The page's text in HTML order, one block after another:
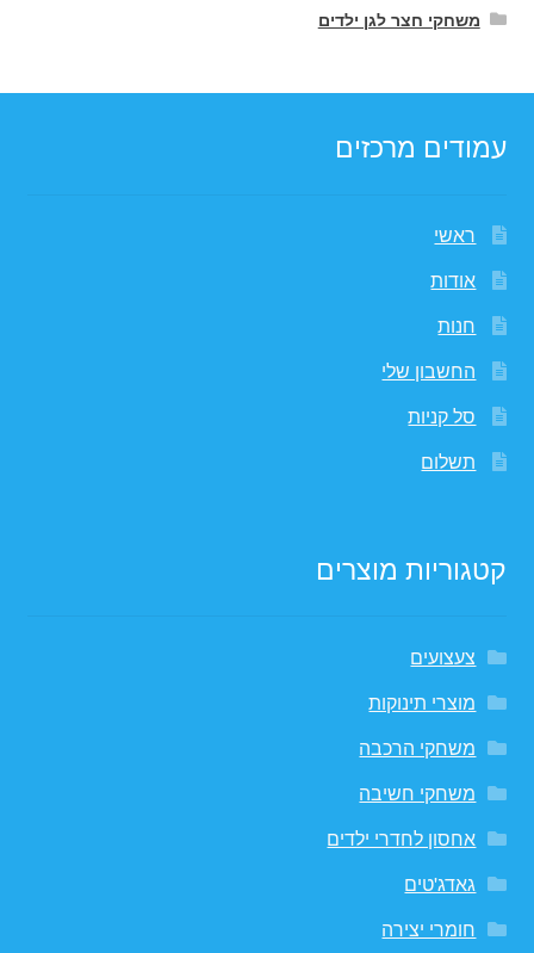
משחקי חצר לגן ילדים
עמודים מרכזים
ראשי
אודות
חנות
החשבון שלי
סל קניות
תשלום
קטגוריות מוצרים
צעצועים
מוצרי תינוקות
משחקי הרכבה
משחקי חשיבה
אחסון לחדרי ילדים
גאדג'טים
חומרי יצירה